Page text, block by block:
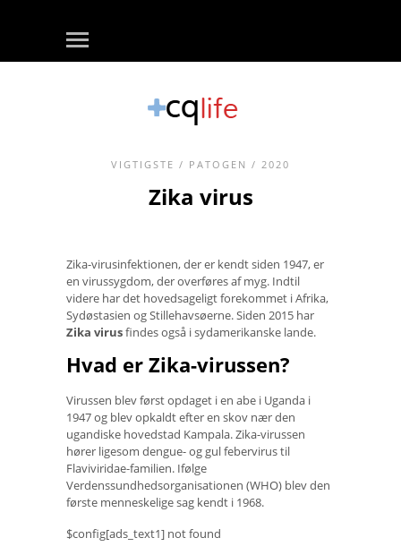
VIGTIGSTE / PATOGEN / 2020
Zika virus
Zika-virusinfektionen, der er kendt siden 1947, er
en virussygdom, der overføres af myg. Indtil
videre har det hovedsageligt forekommet i Afrika,
Sydøstasien og Stillehavsøerne. Siden 2015 har
Zika virusfindes også i sydamerikanske lande.
Hvad er Zika-virussen?
Virussen blev først opdaget i en abe i Uganda i
1947 og blev opkaldt efter en skov nær den
ugandiske hovedstad Kampala. Zika-virussen
hører ligesom dengue- og gul febervirus til
Flaviviridae-familien. Ifølge
Verdenssundhedsorganisationen (WHO) blev den
første menneskelige sag kendt i 1968.
$config[ads_text1] not found